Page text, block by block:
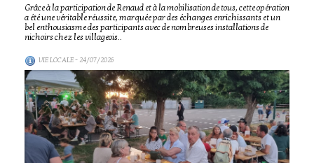
Grâce à la participation de Renaud et à la mobilisation de tous, cette opération
a été une véritable réussite, marquée par des échanges enrichissants et un
bel enthousiasme des participants avec de nombreuses installations de
nichoirs chez les villageois..
VIE LOCALE- 24/07/2026